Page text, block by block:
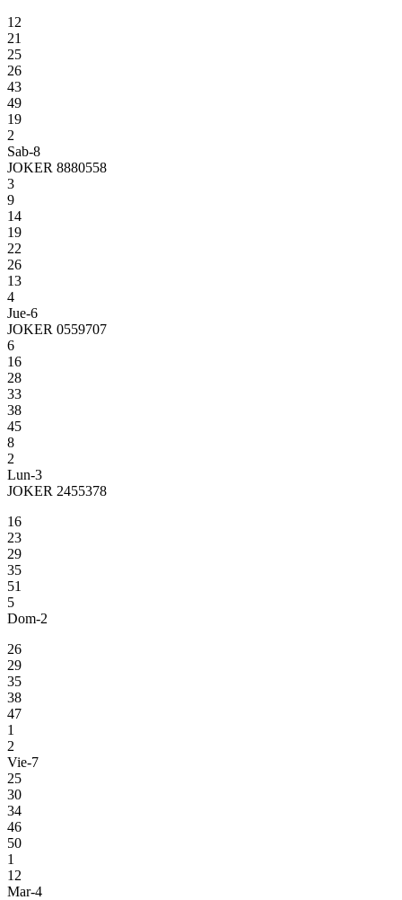
12
21
25
26
43
49
19
2
Sab-8
JOKER 8880558
3
9
14
19
22
26
13
4
Jue-6
JOKER 0559707
6
16
28
33
38
45
8
2
Lun-3
JOKER 2455378
16
23
29
35
51
5
Dom-2
26
29
35
38
47
1
2
Vie-7
25
30
34
46
50
1
12
Mar-4